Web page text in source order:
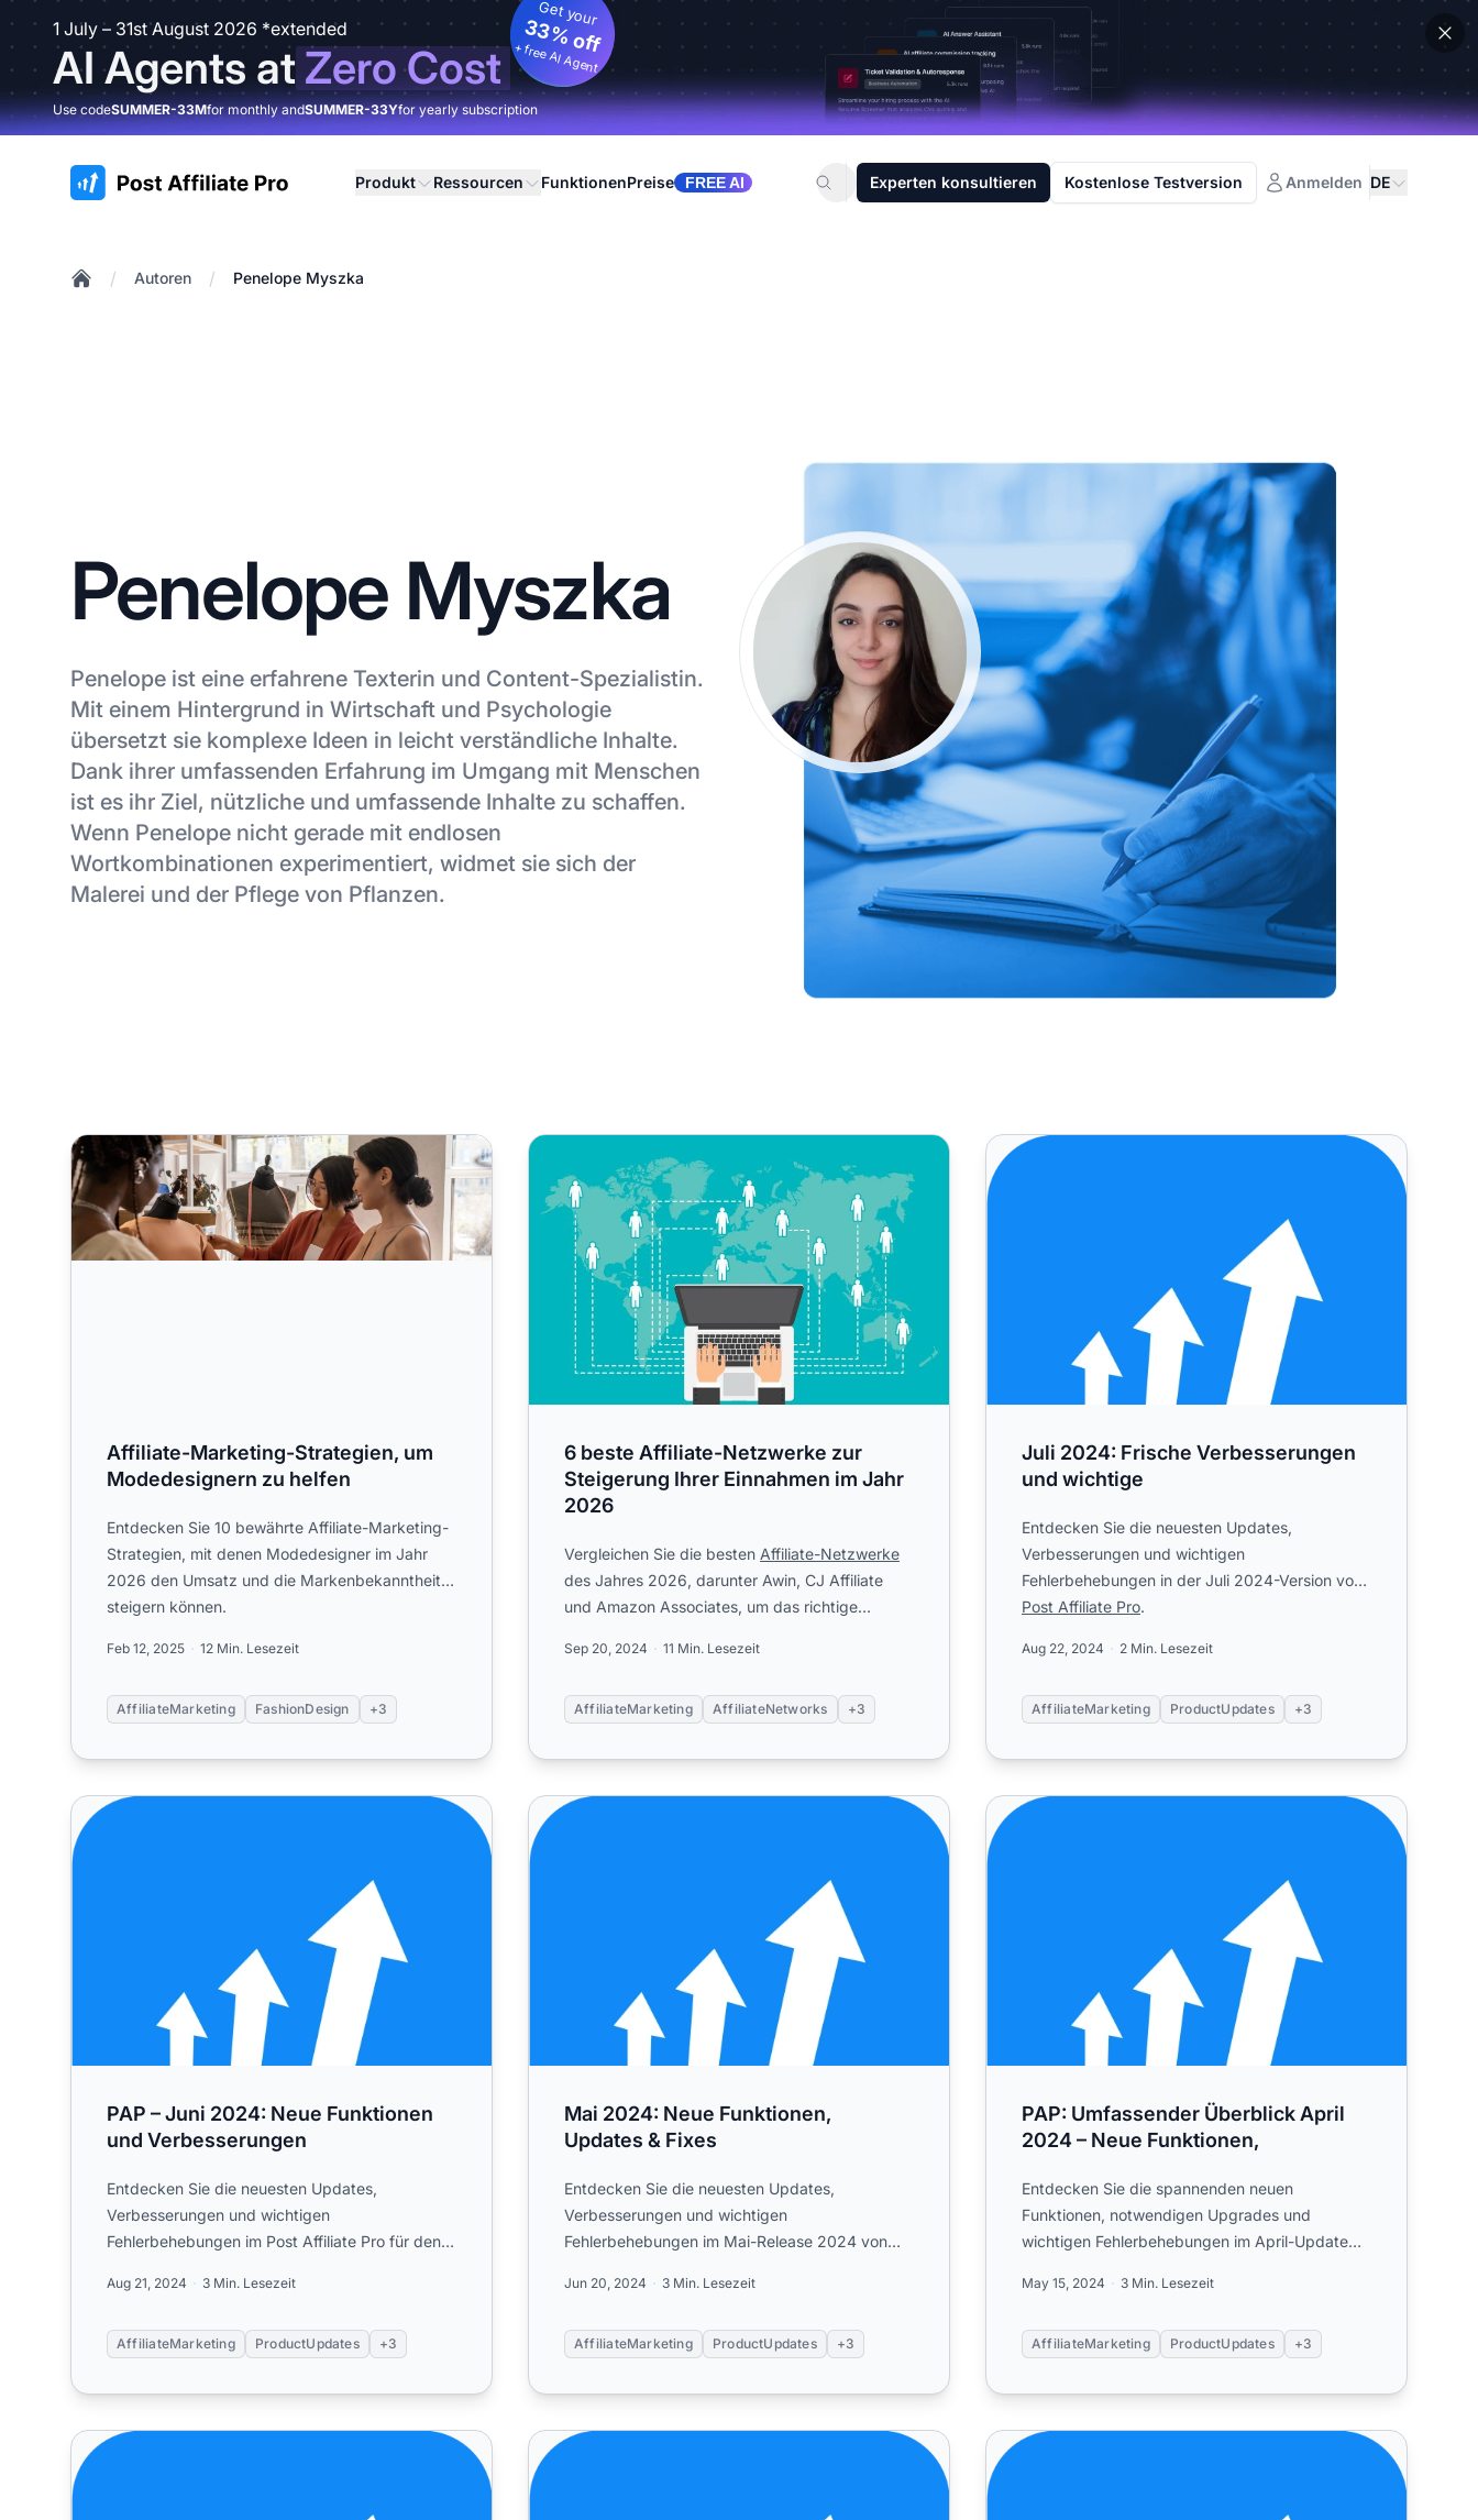
1 July – 31st August 2026 *extended
AI Agents atZero Cost
Get your
33% off
+ free AI Agent
Use codeSUMMER-33Mfor monthly andSUMMER-33Yfor yearly subscription
:site.title Produkt Ressourcen FunktionenPreise FREE AI Experten konsultieren Kostenlose Testversion Anmelden DE
/ Autoren / Penelope Myszka
Penelope Myszka
Penelope ist eine erfahrene Texterin und Content-Spezialistin.
Mit einem Hintergrund in Wirtschaft und Psychologie
übersetzt sie komplexe Ideen in leicht verständliche Inhalte.
Dank ihrer umfassenden Erfahrung im Umgang mit Menschen
ist es ihr Ziel, nützliche und umfassende Inhalte zu schaffen.
Wenn Penelope nicht gerade mit endlosen
Wortkombinationen experimentiert, widmet sie sich der
Malerei und der Pflege von Pflanzen.
Affiliate-Marketing-Strategien, um Modedesignern zu helfen
Affiliate-Marketing-Strategien, um
Modedesignern zu helfen
Entdecken Sie 10 bewährte Affiliate-Marketing-
Strategien, mit denen Modedesigner im Jahr
2026 den Umsatz und die Markenbekanntheit
steigern können.
Feb 12, 2025 12 Min. Lesezeit
AffiliateMarketing FashionDesign +3
6 beste Affiliate-Netzwerke zur Steigerung Ihrer Einnahmen im Jahr 2026
6 beste Affiliate-Netzwerke zur
Steigerung Ihrer Einnahmen im Jahr
2026
Vergleichen Sie die besten Affiliate-Netzwerke
des Jahres 2026, darunter Awin, CJ Affiliate
und Amazon Associates, um das richtige
Sep 20, 2024 11 Min. Lesezeit
AffiliateMarketing AffiliateNetworks +3
Juli 2024: Frische Verbesserungen und wichtige
Juli 2024: Frische Verbesserungen
und wichtige
Entdecken Sie die neuesten Updates,
Verbesserungen und wichtigen
Fehlerbehebungen in der Juli 2024-Version von
Post Affiliate Pro.
Aug 22, 2024 2 Min. Lesezeit
AffiliateMarketing ProductUpdates +3
PAP – Juni 2024: Neue Funktionen und Verbesserungen
PAP – Juni 2024: Neue Funktionen
und Verbesserungen
Entdecken Sie die neuesten Updates,
Verbesserungen und wichtigen
Fehlerbehebungen im Post Affiliate Pro für den
Aug 21, 2024 3 Min. Lesezeit
AffiliateMarketing ProductUpdates +3
Mai 2024: Neue Funktionen, Updates & Fixes
Mai 2024: Neue Funktionen,
Updates & Fixes
Entdecken Sie die neuesten Updates,
Verbesserungen und wichtigen
Fehlerbehebungen im Mai-Release 2024 von
Jun 20, 2024 3 Min. Lesezeit
AffiliateMarketing ProductUpdates +3
PAP: Umfassender Überblick April 2024 – Neue Funktionen,
PAP: Umfassender Überblick April
2024 – Neue Funktionen,
Entdecken Sie die spannenden neuen
Funktionen, notwendigen Upgrades und
wichtigen Fehlerbehebungen im April-Update
May 15, 2024 3 Min. Lesezeit
AffiliateMarketing ProductUpdates +3
Post Affiliate Pro – März 2024: Neue Funktionen und UpdatesPAP – Februar 2024: Verbesserungen und FehlerbehebungenPAP – Neueste Updates und Fehlerbehebungen im Januar